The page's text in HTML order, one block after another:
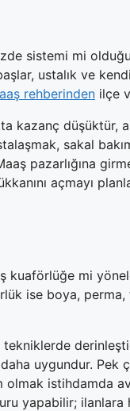
sistemi mi
ustalık ve
rehberinden ilçe
kazanç düşüktür,
sakal
pazarlığına
açmayı
kuaförlüğe mi
ise boya,
uygundur.
istihdamda
yapabilir; ilanlara